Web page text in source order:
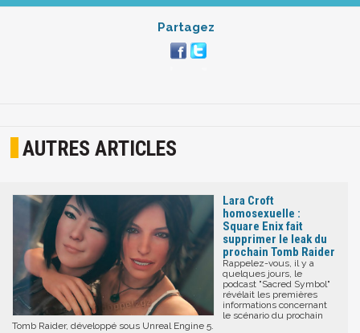
Partagez
AUTRES ARTICLES
Lara Croft
homosexuelle :
Square Enix fait
supprimer le leak du
prochain Tomb Raider
Rappelez-vous, il y a
quelques jours, le
podcast "Sacred Symbol"
révélait les premières
informations concernant
le scénario du prochain
Tomb Raider, développé sous Unreal Engine 5.